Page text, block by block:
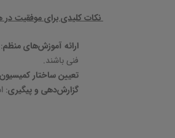
نکات کلیدی برای موفقیت
ارائه آموزش‌های منظم
فنی باشند.
تعیین ساختار
گزارش‌دهی و پیگیری: